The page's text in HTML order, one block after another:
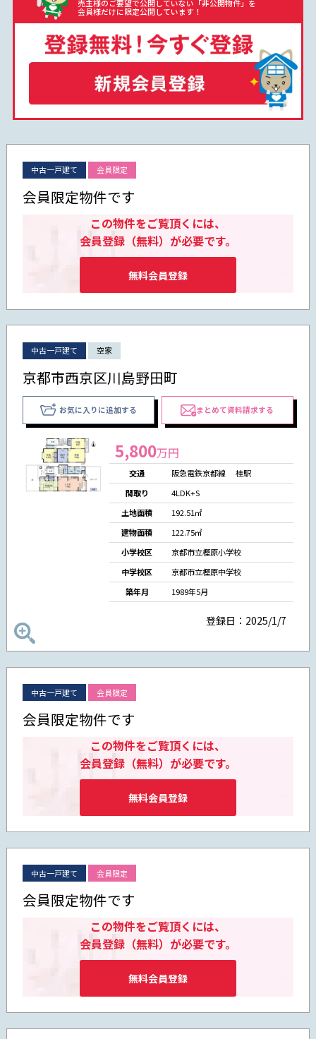
売主様のご要望で公開していない「非公開物件」を
会員様だけに限定公開しています！
中古一戸建て 会員限定
会員限定物件です
この物件をご覧頂くには、
会員登録（無料）が必要です。
無料会員登録
中古一戸建て 空家
京都市西京区川島野田町
お気に入りに追加する まとめて資料請求する
5,800万円
交通
阪急電鉄京都線 桂駅
間取り
4LDK+S
土地面積
192.51㎡
建物面積
122.75㎡
小学校区
京都市立樫原小学校
中学校区
京都市立樫原中学校
築年月
1989年5月
登録日：2025/1/7
中古一戸建て 会員限定
会員限定物件です
この物件をご覧頂くには、
会員登録（無料）が必要です。
無料会員登録
中古一戸建て 会員限定
会員限定物件です
この物件をご覧頂くには、
会員登録（無料）が必要です。
無料会員登録